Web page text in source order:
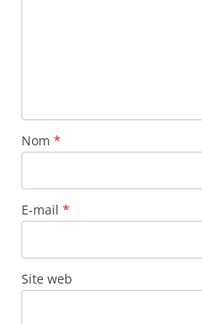
Nom *
E-mail *
Site web